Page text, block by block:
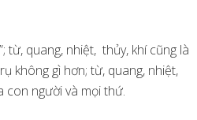
từ, quang, nhiệt, thủy, khí cũng là
không gì hơn; từ, quang, nhiệt,
con người và mọi thứ.